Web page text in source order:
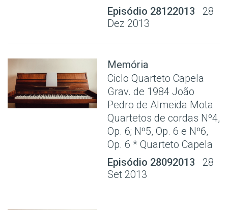
Episódio 28122013
28
Dez 2013
Memória
Ciclo Quarteto Capela
Grav. de 1984 João
Pedro de Almeida Mota
Quartetos de cordas Nº4,
Op. 6; Nº5, Op. 6 e Nº6,
Op. 6 * Quarteto Capela
Episódio 28092013
28
Set 2013